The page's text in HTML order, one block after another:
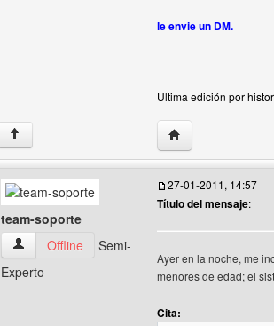
le envie un DM.
Ultima edición por
↑ Visitar sitio web
team-soporte
team-soporte Ver perfil del usuario
Offline
Semi-
Experto
27-01-2011, 14:57
Título del mensaje:
Ayer en la noche, me
menores de edad; el
Cita: